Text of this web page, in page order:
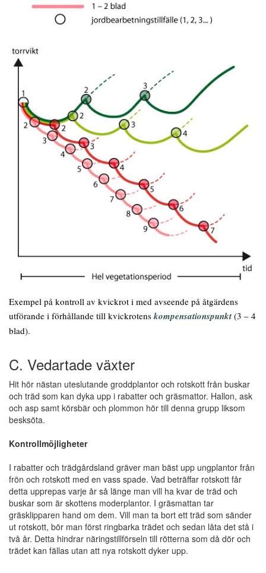
Exempel på kontroll av kvickrot i med avseende på åtgärdens
utförande i förhållande till kvickrotens kompensationspunkt(3 – 4
blad).
C. Vedartade växter
Hit hör nästan uteslutande groddplantor och rotskott från buskar
och träd som kan dyka upp i rabatter och gräsmattor. Hallon, ask
och asp samt körsbär och plommon hör till denna grupp liksom
besksöta.
Kontrollmöjligheter
I rabatter och trädgårdsland gräver man bäst upp ungplantor från
frön och rotskott med en vass spade. Vad beträffar rotskott får
detta upprepas varje år så länge man vill ha kvar de träd och
buskar som är skottens moderplantor. I gräsmattan tar
gräsklipparen hand om dem. Vill man ta bort ett träd som sänder
ut rotskott, bör man först ringbarka trädet och sedan låta det stå i
två år. Detta hindrar näringstillförseln till rötterna som då dör och
trädet kan fällas utan att nya rotskott dyker upp.